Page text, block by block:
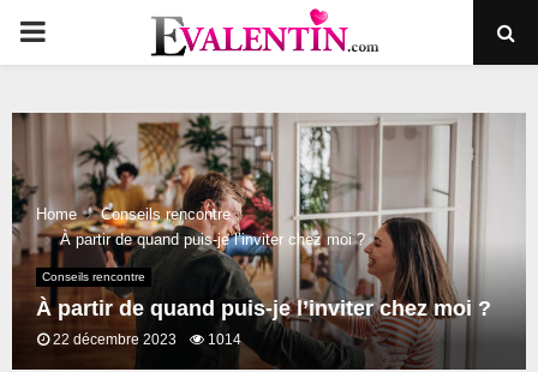
PRIMARY
Home
Conseils rencontre
À partir de quand puis-je l’inviter chez moi ?
Conseils rencontre
À partir de quand puis-je l’inviter chez moi ?
22 décembre 2023 1014